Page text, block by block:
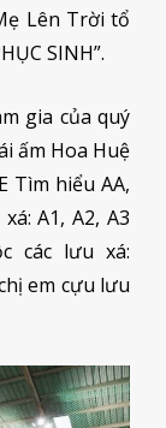
Lên Trời tổ
SINH”.
gia của quý
ấm Hoa Huệ
Tìm hiểu AA,
A1, A2, A3
các lưu xá:
em cựu lưu